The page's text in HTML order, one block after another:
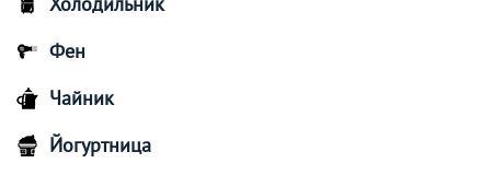
Фен
Чайник
Йогуртница